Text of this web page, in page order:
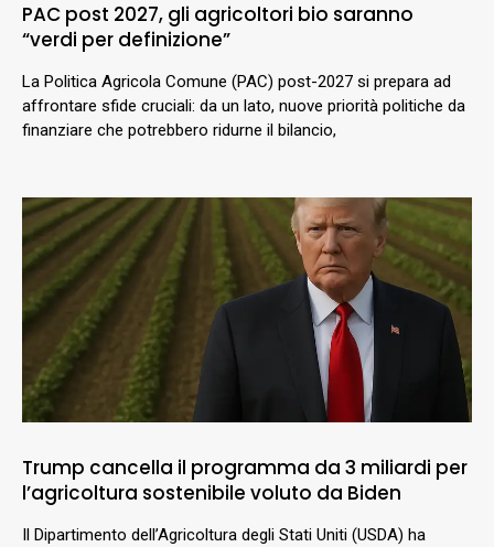
PAC post 2027, gli agricoltori bio saranno
“verdi per definizione”
La Politica Agricola Comune (PAC) post-2027 si prepara ad
affrontare sfide cruciali: da un lato, nuove priorità politiche da
finanziare che potrebbero ridurne il bilancio,
Trump cancella il programma da 3 miliardi per
l’agricoltura sostenibile voluto da Biden
Il Dipartimento dell’Agricoltura degli Stati Uniti (USDA) ha